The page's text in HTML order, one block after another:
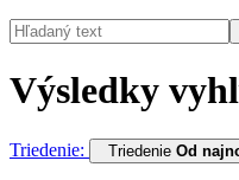
Výsledky
Triedenie: Triedenie Od